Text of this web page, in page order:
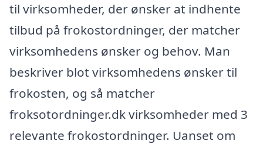
til virksomheder, der ønsker at indhente
tilbud på frokostordninger, der matcher
virksomhedens ønsker og behov. Man
beskriver blot virksomhedens ønsker til
frokosten, og så matcher
froksotordninger.dk virksomheder med 3
relevante frokostordninger. Uanset om